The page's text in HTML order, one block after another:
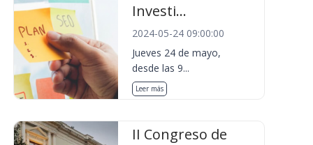
Investi...
2024-05-24 09:00:00
Jueves 24 de mayo,
desde las 9...
Leer más
II Congreso de